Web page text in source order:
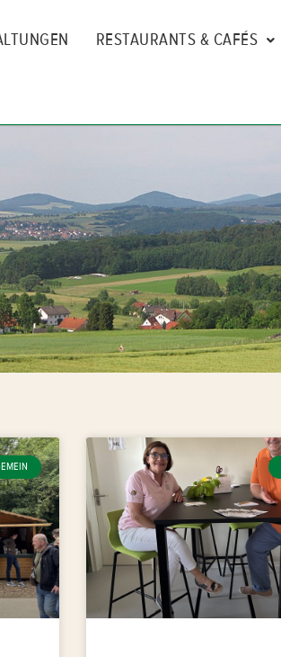
RESTAURANTS & CAFÉS